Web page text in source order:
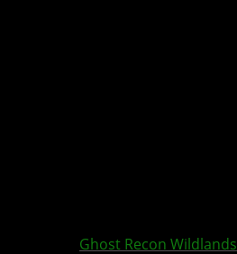
Ghost Recon Wildlands